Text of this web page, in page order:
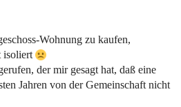
Wohnung zu kaufen,
isoliert
der mir gesagt hat, daß eine
Jahren von der Gemeinschaft nicht